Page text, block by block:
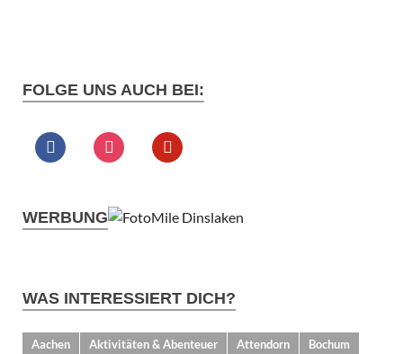
FOLGE UNS AUCH BEI:
WERBUNG
WAS INTERESSIERT DICH?
Aachen Aktivitäten & Abenteuer Attendorn
Bochum